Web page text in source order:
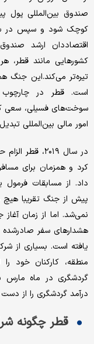
اقتصاددان ارشد
کشورهایی مانند قطر،
تیره‌تر می‌کند.این جنگ
است. قطر در چارچوب
سوخت‌های فسیلی، سعی
امور مالی بین‌المللی
در سال ۲۰۱۹،
کرد و همزمان برای
داد. از مسابقات فرمول
پیش از جنگ تقریبا هیچ
نمی‌شد. اما از زمان
هشدارهای سفر
یافته است. بسیاری از
منطقه، کارکنان خود
درآمد گردشگری را از
قطر چگونه